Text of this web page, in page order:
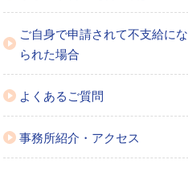
ご自身で申請されて不支給にな
られた場合
よくあるご質問
事務所紹介・アクセス